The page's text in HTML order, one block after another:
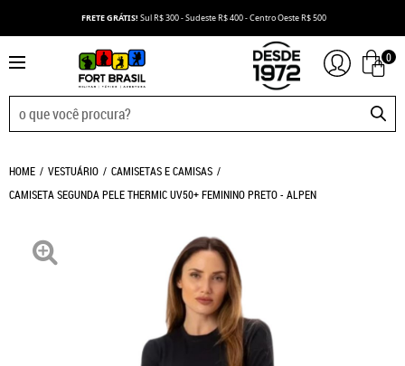
FRETE GRÁTIS! Sul R$ 300 - Sudeste R$ 400 - Centro Oeste R$ 500
0
HOME VESTUÁRIO
CAMISETAS E CAMISAS
CAMISETA SEGUNDA PELE THERMIC UV50+ FEMININO PRETO - ALPEN